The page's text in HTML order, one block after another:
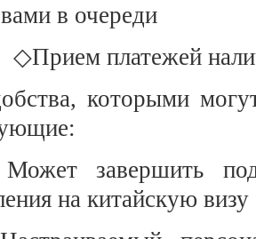
в очереди
◇Прием платежей
которыми
завершить
на китайскую